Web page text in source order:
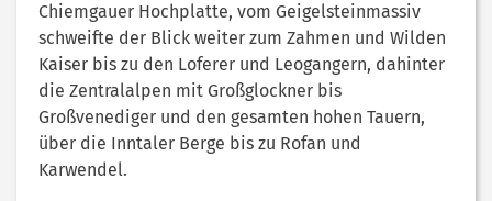
Chiemgauer Hochplatte, vom Geigelsteinmassiv
schweifte der Blick weiter zum Zahmen und Wilden
Kaiser bis zu den Loferer und Leogangern, dahinter
die Zentralalpen mit Großglockner bis
Großvenediger und den gesamten hohen Tauern,
über die Inntaler Berge bis zu Rofan und
Karwendel.